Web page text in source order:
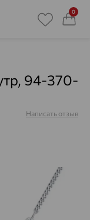
0
94-370-
Написать отзыв